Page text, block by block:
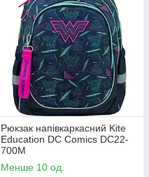
Рюкзак напівкаркасний Kite
Education DC Comics DC22-
700M
Менше 10 од.